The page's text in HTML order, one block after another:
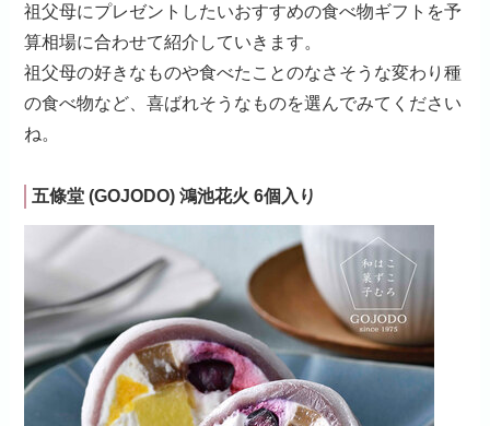
祖父母にプレゼントしたいおすすめの食べ物ギフトを予
算相場に合わせて紹介していきます。
祖父母の好きなものや食べたことのなさそうな変わり種
の食べ物など、喜ばれそうなものを選んでみてください
ね。
五條堂 (GOJODO) 鴻池花火 6個入り